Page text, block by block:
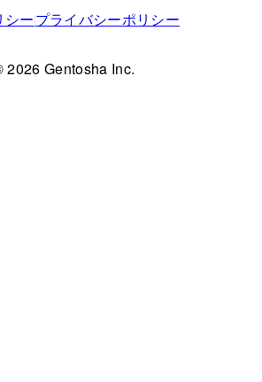
シープライバシーポリシー
2026 Gentosha Inc.